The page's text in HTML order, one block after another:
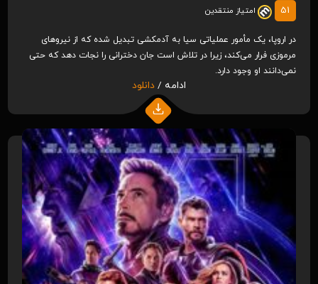
51 امتیاز منتقدین
در اروپا، یک مأمور عملیاتی سیا به آدمکشی تبدیل شده که از نیروهای
مرموزی فرار می‌کند، زیرا در تلاش است جان دخترانی را نجات دهد که حتی
نمی‌دانند او وجود دارد.
ادامه / دانلود